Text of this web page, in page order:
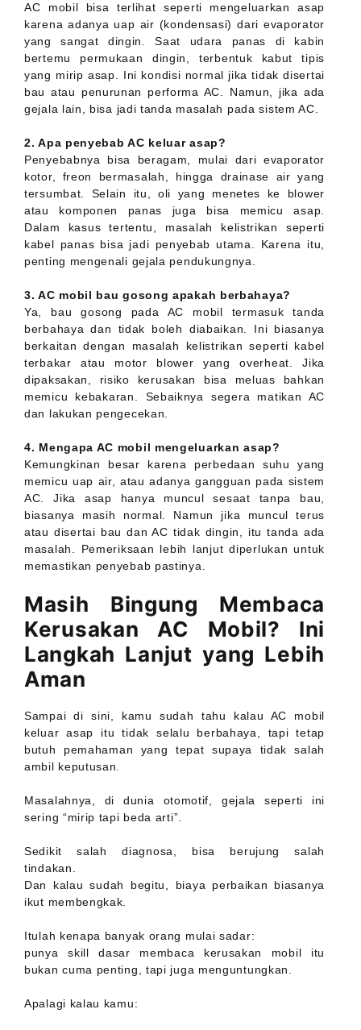
AC mobil bisa terlihat seperti mengeluarkan asap
karena adanya uap air (kondensasi) dari evaporator
yang sangat dingin. Saat udara panas di kabin
bertemu permukaan dingin, terbentuk kabut tipis
yang mirip asap. Ini kondisi normal jika tidak disertai
bau atau penurunan performa AC. Namun, jika ada
gejala lain, bisa jadi tanda masalah pada sistem AC.
2. Apa penyebab AC keluar asap?
Penyebabnya bisa beragam, mulai dari evaporator
kotor, freon bermasalah, hingga drainase air yang
tersumbat. Selain itu, oli yang menetes ke blower
atau komponen panas juga bisa memicu asap.
Dalam kasus tertentu, masalah kelistrikan seperti
kabel panas bisa jadi penyebab utama. Karena itu,
penting mengenali gejala pendukungnya.
3. AC mobil bau gosong apakah berbahaya?
Ya, bau gosong pada AC mobil termasuk tanda
berbahaya dan tidak boleh diabaikan. Ini biasanya
berkaitan dengan masalah kelistrikan seperti kabel
terbakar atau motor blower yang overheat. Jika
dipaksakan, risiko kerusakan bisa meluas bahkan
memicu kebakaran. Sebaiknya segera matikan AC
dan lakukan pengecekan.
4. Mengapa AC mobil mengeluarkan asap?
Kemungkinan besar karena perbedaan suhu yang
memicu uap air, atau adanya gangguan pada sistem
AC. Jika asap hanya muncul sesaat tanpa bau,
biasanya masih normal. Namun jika muncul terus
atau disertai bau dan AC tidak dingin, itu tanda ada
masalah. Pemeriksaan lebih lanjut diperlukan untuk
memastikan penyebab pastinya.
Masih Bingung Membaca
Kerusakan AC Mobil? Ini
Langkah Lanjut yang Lebih
Aman
Sampai di sini, kamu sudah tahu kalau AC mobil
keluar asap itu tidak selalu berbahaya, tapi tetap
butuh pemahaman yang tepat supaya tidak salah
ambil keputusan.
Masalahnya, di dunia otomotif, gejala seperti ini
sering “mirip tapi beda arti”.
Sedikit salah diagnosa, bisa berujung salah
tindakan.
Dan kalau sudah begitu, biaya perbaikan biasanya
ikut membengkak.
Itulah kenapa banyak orang mulai sadar:
punya skill dasar membaca kerusakan mobil itu
bukan cuma penting, tapi juga menguntungkan.
Apalagi kalau kamu: